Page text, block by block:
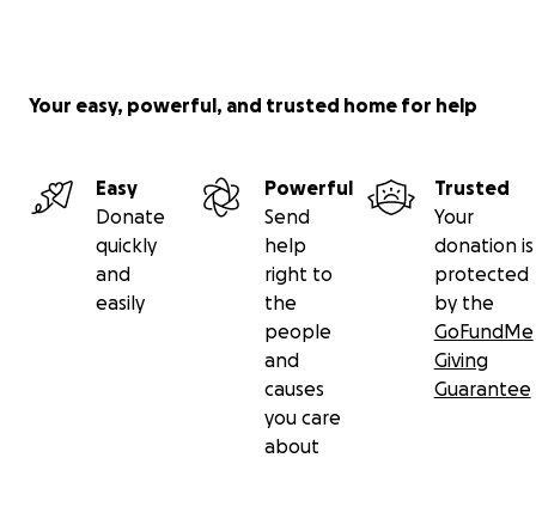
Your easy, powerful, and trusted home for help
Easy
Donate
quickly
and
easily
Powerful
Send
help
right to
the
people
and
causes
you care
about
Trusted
Your
donation is
protected
by the
GoFundMe
Giving
Guarantee